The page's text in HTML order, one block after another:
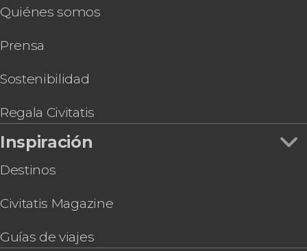
Quiénes somos
Prensa
Sostenibilidad
Regala Civitatis
Inspiración
Destinos
Civitatis Magazine
Guías de viajes